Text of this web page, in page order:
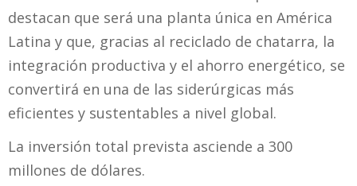
destacan que será una planta única en América
Latina y que, gracias al reciclado de chatarra, la
integración productiva y el ahorro energético, se
convertirá en una de las siderúrgicas más
eficientes y sustentables a nivel global.
La inversión total prevista asciende a 300
millones de dólares.